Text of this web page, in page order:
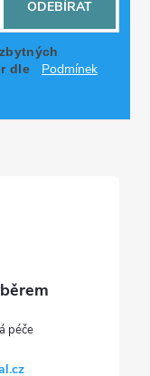
dle
Podmínek
ODEBÍRAT